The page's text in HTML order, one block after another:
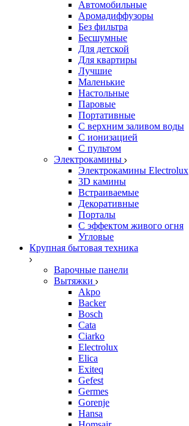
Автомобильные
Аромадиффузоры
Без фильтра
Бесшумные
Для детской
Для квартиры
Лучшие
Маленькие
Настольные
Паровые
Портативные
С верхним заливом воды
С ионизацией
С пультом
Электрокамины
Электрокамины Electrolux
3D камины
Встраиваемые
Декоративные
Порталы
С эффектом живого огня
Угловые
Крупная бытовая техника
Варочные панели
Вытяжки
Akpo
Backer
Bosch
Cata
Ciarko
Electrolux
Elica
Exiteq
Gefest
Germes
Gorenje
Hansa